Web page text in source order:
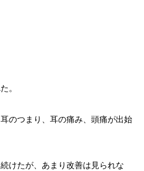
。
のつまり、耳の痛み、頭痛が出始
けたが、あまり改善は見られな